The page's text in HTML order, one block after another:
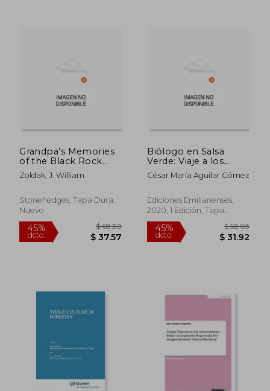
45%
dcto.
Grandpa's Memories
of the Black Rock
Forest (en Inglés)
Zoldak, J. William
Stonehedges, Tapa Dura,
Nuevo
Biólogo en Salsa
Verde: Viaje a los
Bosques Nublados
del Perú: 11 (Narrativa)
César María Aguilar Gómez
Ediciones Emilianenses,
2020, 1 Edición, Tapa
Blanda, Nuevo